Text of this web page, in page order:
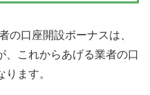
の口座開設ボーナスは、
、これからあげる業者の口
ます。